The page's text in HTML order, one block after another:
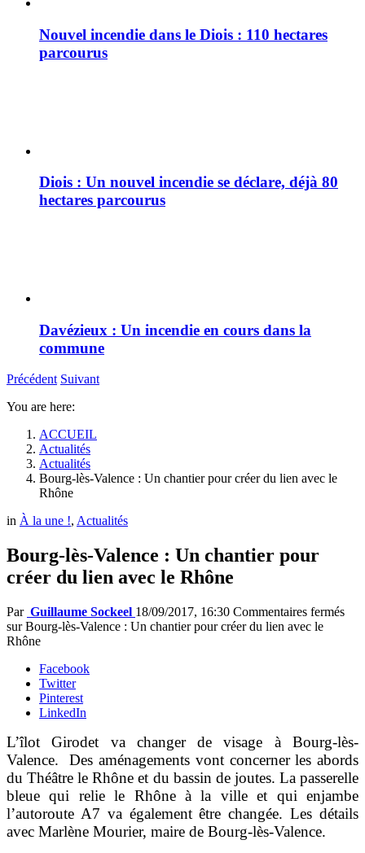
Nouvel incendie dans le Diois : 110 hectares
parcourus
Diois : Un nouvel incendie se déclare, déjà 80
hectares parcourus
Davézieux : Un incendie en cours dans la
commune
Précédent Suivant
You are here:
ACCUEIL
Actualités
Actualités
Bourg-lès-Valence : Un chantier pour créer du lien avec le
Rhône
in À la une !, Actualités
Bourg-lès-Valence : Un chantier pour
créer du lien avec le Rhône
Par Guillaume Sockeel 18/09/2017, 16:30 Commentaires fermés
sur Bourg-lès-Valence : Un chantier pour créer du lien avec le
Rhône
Facebook
Twitter
Pinterest
LinkedIn
L’îlot Girodet va changer de visage à Bourg-lès-
Valence. Des aménagements vont concerner les abords
du Théâtre le Rhône et du bassin de joutes. La passerelle
bleue qui relie le Rhône à la ville et qui enjambe
l’autoroute A7 va également être changée. Les détails
avec Marlène Mourier, maire de Bourg-lès-Valence.